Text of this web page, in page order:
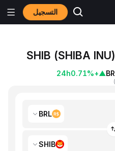
التسجيل
▲
+0.71%
24h
)
BRL
SHIB